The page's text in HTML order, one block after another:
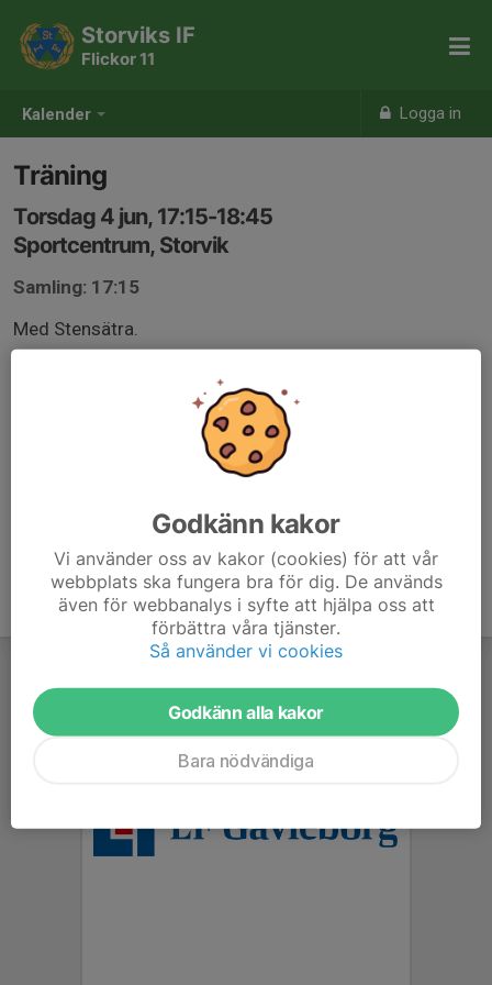
Kalender Logga in
Storviks IF
Flickor 11
Träning
Torsdag 4 jun, 17:15-18:45
Sportcentrum, Storvik
Samling: 17:15
Med Stensätra.
Godkänn kakor
Vi använder oss av kakor (cookies) för att vår
webbplats ska fungera bra för dig. De används
även för webbanalys i syfte att hjälpa oss att
förbättra våra tjänster.
Så använder vi cookies
Godkänn alla kakor
Bara nödvändiga